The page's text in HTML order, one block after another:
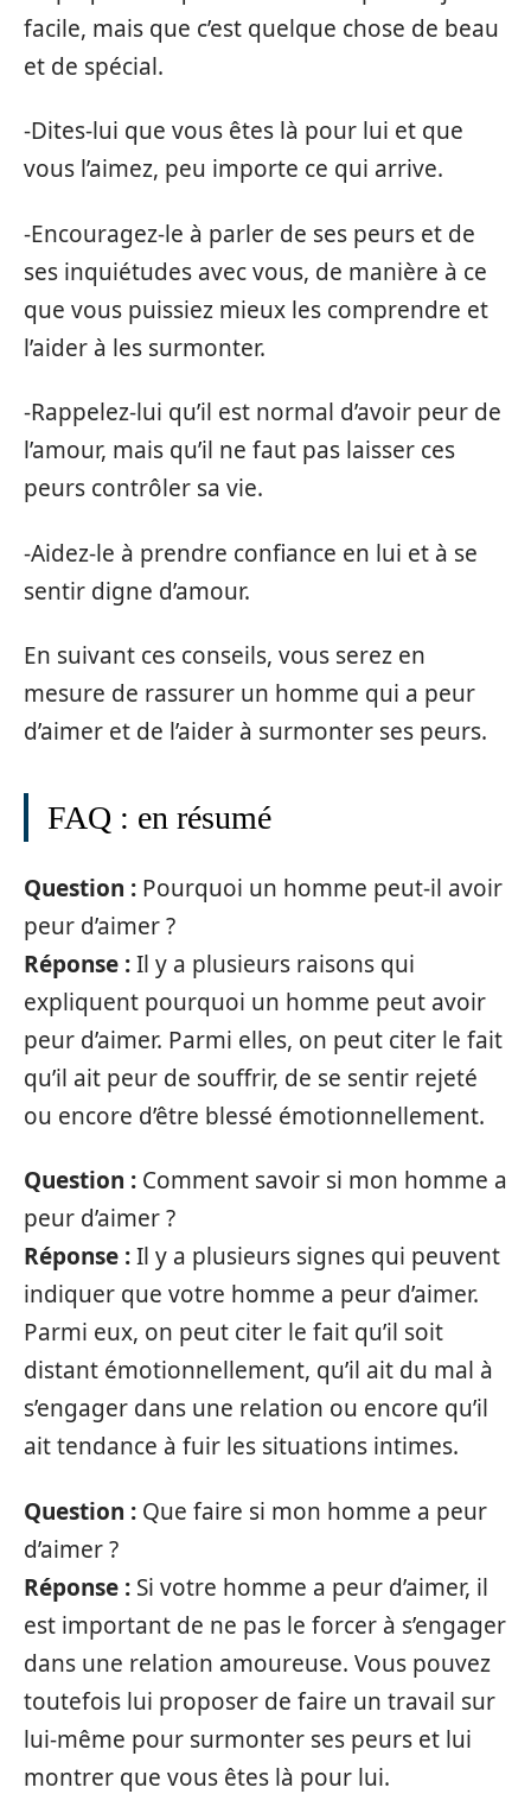
facile, mais que c’est quelque chose de beau
et de spécial.
-Dites-lui que vous êtes là pour lui et que
vous l’aimez, peu importe ce qui arrive.
-Encouragez-le à parler de ses peurs et de
ses inquiétudes avec vous, de manière à ce
que vous puissiez mieux les comprendre et
l’aider à les surmonter.
-Rappelez-lui qu’il est normal d’avoir peur de
l’amour, mais qu’il ne faut pas laisser ces
peurs contrôler sa vie.
-Aidez-le à prendre confiance en lui et à se
sentir digne d’amour.
En suivant ces conseils, vous serez en
mesure de rassurer un homme qui a peur
d’aimer et de l’aider à surmonter ses peurs.
FAQ : en résumé
Question : Pourquoi un homme peut-il avoir
peur d’aimer ?
Réponse :Il y a plusieurs raisons qui
expliquent pourquoi un homme peut avoir
peur d’aimer. Parmi elles, on peut citer le fait
qu’il ait peur de souffrir, de se sentir rejeté
ou encore d’être blessé émotionnellement.
Question : Comment savoir si mon homme a
peur d’aimer ?
Réponse :Il y a plusieurs signes qui peuvent
indiquer que votre homme a peur d’aimer.
Parmi eux, on peut citer le fait qu’il soit
distant émotionnellement, qu’il ait du mal à
s’engager dans une relation ou encore qu’il
ait tendance à fuir les situations intimes.
Question : Que faire si mon homme a peur
d’aimer ?
Réponse : Si votre homme a peur d’aimer, il
est important de ne pas le forcer à s’engager
dans une relation amoureuse. Vous pouvez
toutefois lui proposer de faire un travail sur
lui-même pour surmonter ses peurs et lui
montrer que vous êtes là pour lui.